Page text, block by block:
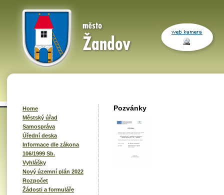
Home
Městský úřad
Samospráva
Úřední deska
Informace dle zákona
106/1999 Sb.
Vyhlášky
Nový územní plán 2022
Rozpočet
Žádosti a formuláře
Pozvánky